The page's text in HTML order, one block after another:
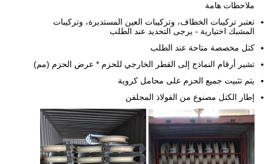
ملاحظات هامة
تعتبر تركيبات الخطاف، وتركيبات العين المستديرة، وتركيبات
المشبك اختيارية - يرجى التحديد عند الطلب
كتل مخصصة متاحة عند الطلب
تشير أرقام النماذج إلى القطر الخارجي للحزم * عرض الحزم (مم)
يتم تثبيت جميع الحزم على محامل كروية
إطار الكتل مصنوع من الفولاذ المجلفن